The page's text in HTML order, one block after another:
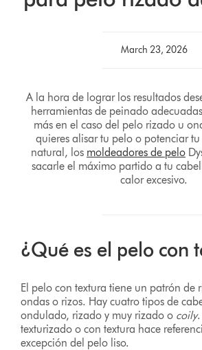
March 23, 2026
A la hora de lograr los resultados
herramientas de peinado
más en el caso del pelo rizado u
quieres alisar tu pelo o potenciar
natural, los moldeadores de pelo
sacarle el máximo partido a tu
calor excesivo.
¿Qué es el pelo con
El pelo con textura tiene un patrón de
ondas o rizos. Hay cuatro tipos de
ondulado, rizado y muy rizado o coily
texturizado o con textura hace
excepción del pelo liso.